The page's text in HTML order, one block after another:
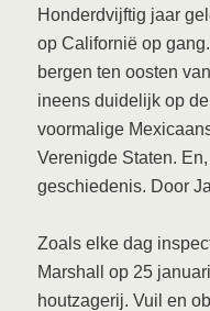
Honderdvijftig jaar
op Californië op
bergen ten oosten
ineens duidelijk op
voormalige
Verenigde Staten.
geschiedenis. Door
Zoals elke dag
Marshall op 25
houtzagerij. Vuil en